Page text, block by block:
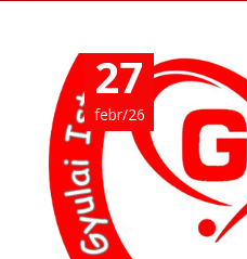
27
febr/26